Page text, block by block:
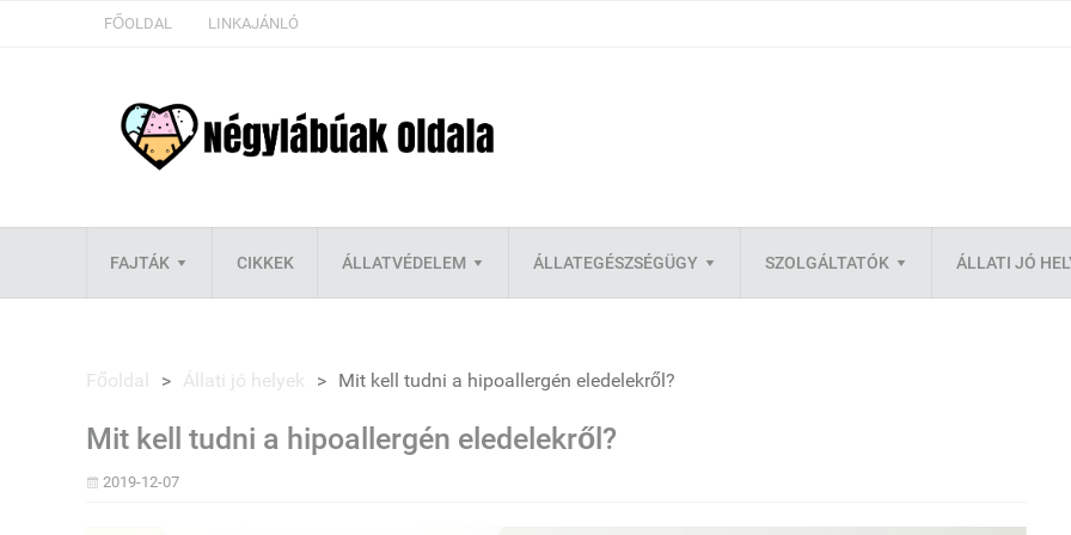
FŐOLDAL LINKAJÁNLÓ
FAJTÁK CIKKEK ÁLLATVÉDELEM ÁLLATEGÉSZSÉGÜGY SZOLGÁLTATÓK ÁLLATI JÓ
Főoldal > Állati jó helyek > Mit kell tudni a hipoallergén eledelekről?
Mit kell tudni a hipoallergén eledelekről?
2019-12-07